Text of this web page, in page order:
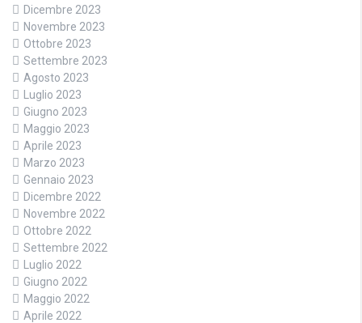
Dicembre 2023
Novembre 2023
Ottobre 2023
Settembre 2023
Agosto 2023
Luglio 2023
Giugno 2023
Maggio 2023
Aprile 2023
Marzo 2023
Gennaio 2023
Dicembre 2022
Novembre 2022
Ottobre 2022
Settembre 2022
Luglio 2022
Giugno 2022
Maggio 2022
Aprile 2022